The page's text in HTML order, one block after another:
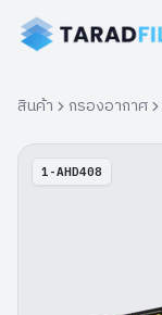
สินค้า กรองอากาศ
1-AHD408